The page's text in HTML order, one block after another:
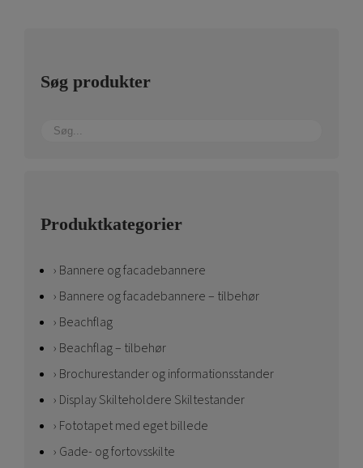
Søg produkter
Produktkategorier
Bannere og facadebannere
Bannere og facadebannere – tilbehør
Beachflag
Beachflag – tilbehør
Brochurestander og informationsstander
Display Skilteholdere Skiltestander
Fototapet med eget billede
Gade- og fortovsskilte